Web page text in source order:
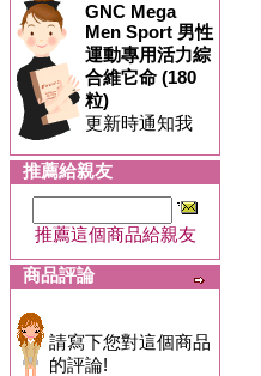
GNC Mega
Men Sport 男性
運動專用活力綜
合維它命 (180
粒)
更新時通知我
推薦給親友
推薦這個商品給親友
商品評論
請寫下您對這個商品
的評論!